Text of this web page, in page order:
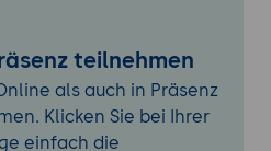
Influencern und
bei Organic Google
von
teilnehmen
als auch in Präsenz
Klicken Sie bei Ihrer
einfach die